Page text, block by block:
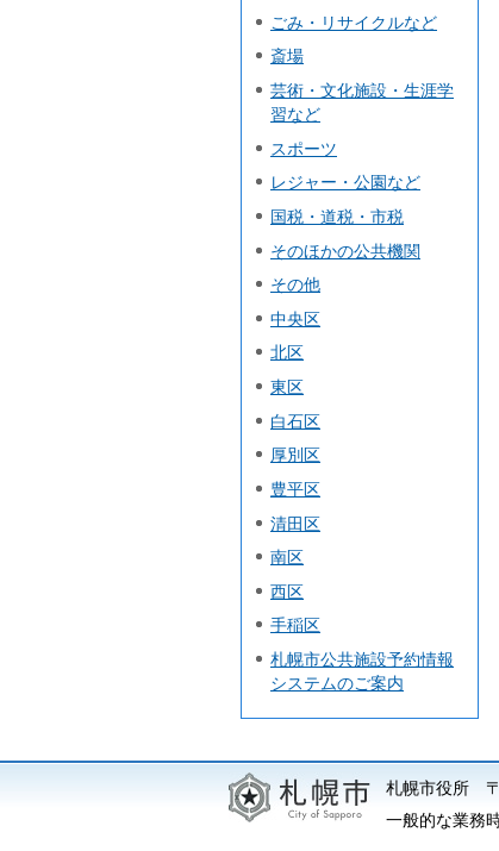
ごみ・リサイクルなど
斎場
芸術・文化施設・生涯学
習など
スポーツ
レジャー・公園など
国税・道税・市税
そのほかの公共機関
その他
中央区
北区
東区
白石区
厚別区
豊平区
清田区
南区
西区
手稲区
札幌市公共施設予約情報
システムのご案内
札幌市役所
一般的な業務